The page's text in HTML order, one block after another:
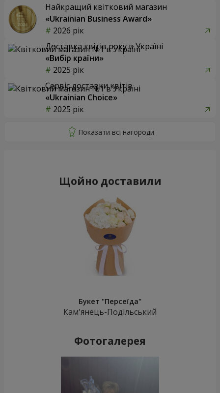
Найкращий квітковий магазин
«Ukrainian Business Award»
2026 рік
Доставка квітів року в Україні
«Вибір країни»
2025 рік
Сервіс доставки квітів
«Ukrainian Choice»
2025 рік
Щойно доставили
Букет "Персеїда"
Кам'янець-Подільський
Фотогалерея